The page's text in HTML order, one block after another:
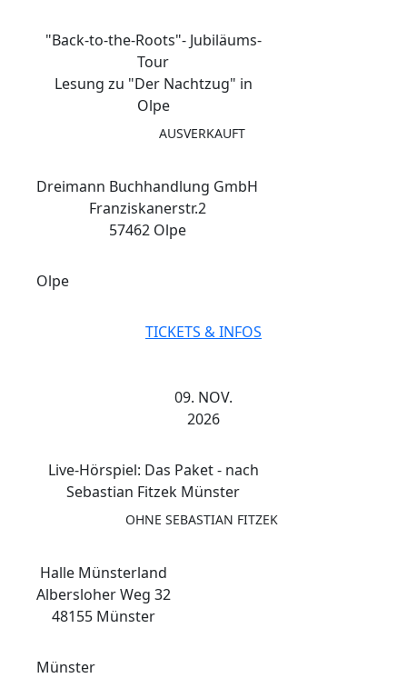
"Back-to-the-Roots"- Jubiläums-
Tour
Lesung zu "Der Nachtzug" in
Olpe
AUSVERKAUFT
Dreimann Buchhandlung GmbH
Franziskanerstr.2
57462 Olpe
Olpe
TICKETS & INFOS
09. NOV.
2026
Live-Hörspiel: Das Paket - nach
Sebastian Fitzek Münster
OHNE SEBASTIAN FITZEK
Halle Münsterland
Albersloher Weg 32
48155 Münster
Münster